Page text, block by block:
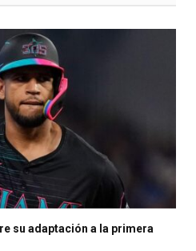
su adaptación a la primera